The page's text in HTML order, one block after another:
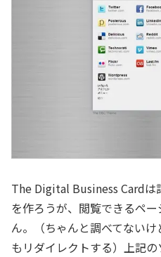
The Digital Business Cardは
を作ろうが、閲覧できるペ
ん。（ちゃんと調べてない
もリダイレクトする）上記